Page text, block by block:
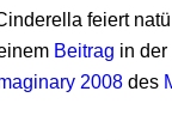
feiert
Beitrag in
2008 des